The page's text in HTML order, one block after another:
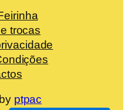
trocas
ptpac